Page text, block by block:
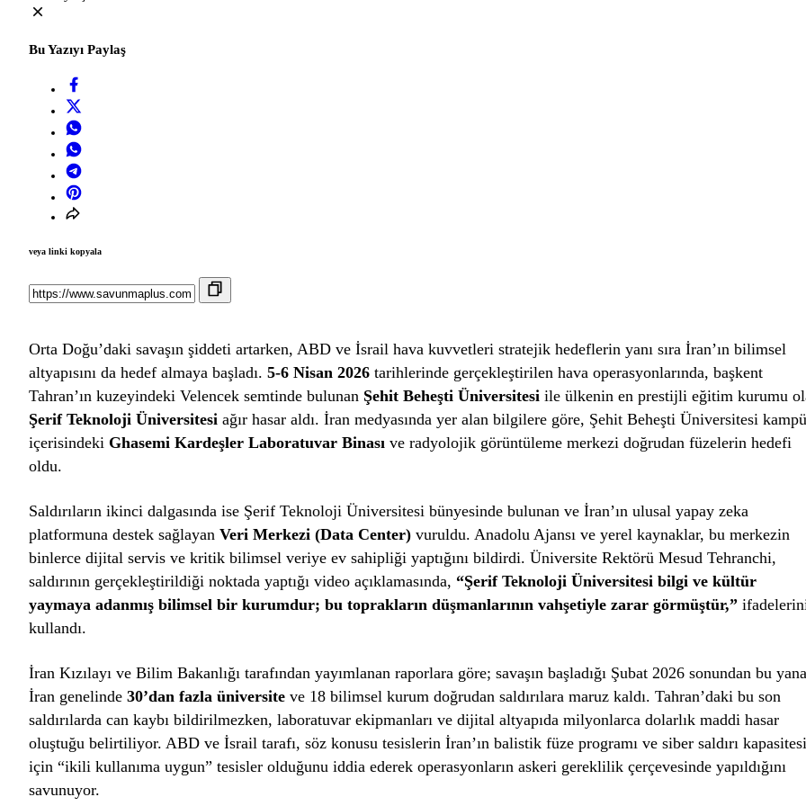
Bu Yazıyı Paylaş
veya linki kopyala
Orta Doğu’daki savaşın şiddeti artarken, ABD ve İsrail hava kuvvetleri stratejik hedeflerin yanı sıra İran’ın bilimsel
altyapısını da hedef almaya başladı.5-6 Nisan 2026 tarihlerinde gerçekleştirilen hava operasyonlarında, başkent
Tahran’ın kuzeyindeki Velencek semtinde bulunan Şehit Beheşti Üniversitesi ile ülkenin en prestijli eğitim kurumu
Şerif Teknoloji Üniversitesi ağır hasar aldı. İran medyasında yer alan bilgilere göre, Şehit Beheşti Üniversitesi
içerisindeki Ghasemi Kardeşler Laboratuvar Binası ve radyolojik görüntüleme merkezi doğrudan füzelerin hedefi
oldu.
Saldırıların ikinci dalgasında ise Şerif Teknoloji Üniversitesi bünyesinde bulunan ve İran’ın ulusal yapay zeka
platformuna destek sağlayanVeri Merkezi (Data Center) vuruldu. Anadolu Ajansı ve yerel kaynaklar, bu merkezin
binlerce dijital servis ve kritik bilimsel veriye ev sahipliği yaptığını bildirdi. Üniversite Rektörü Mesud Tehranchi,
saldırının gerçekleştirildiği noktada yaptığı video açıklamasında, “Şerif Teknoloji Üniversitesi bilgi ve kültür
yaymaya adanmış bilimsel bir kurumdur; bu toprakların düşmanlarının vahşetiyle zarar görmüştür,”
kullandı.
İran Kızılayı ve Bilim Bakanlığı tarafından yayımlanan raporlara göre; savaşın başladığı Şubat 2026 sonundan bu
İran genelinde30’dan fazla üniversite ve 18 bilimsel kurum doğrudan saldırılara maruz kaldı. Tahran’daki bu son
saldırılarda can kaybı bildirilmezken, laboratuvar ekipmanları ve dijital altyapıda milyonlarca dolarlık maddi hasar
oluştuğu belirtiliyor. ABD ve İsrail tarafı, söz konusu tesislerin İran’ın balistik füze programı ve siber saldırı
için “ikili kullanıma uygun” tesisler olduğunu iddia ederek operasyonların askeri gereklilik çerçevesinde yapıldığını
savunuyor.